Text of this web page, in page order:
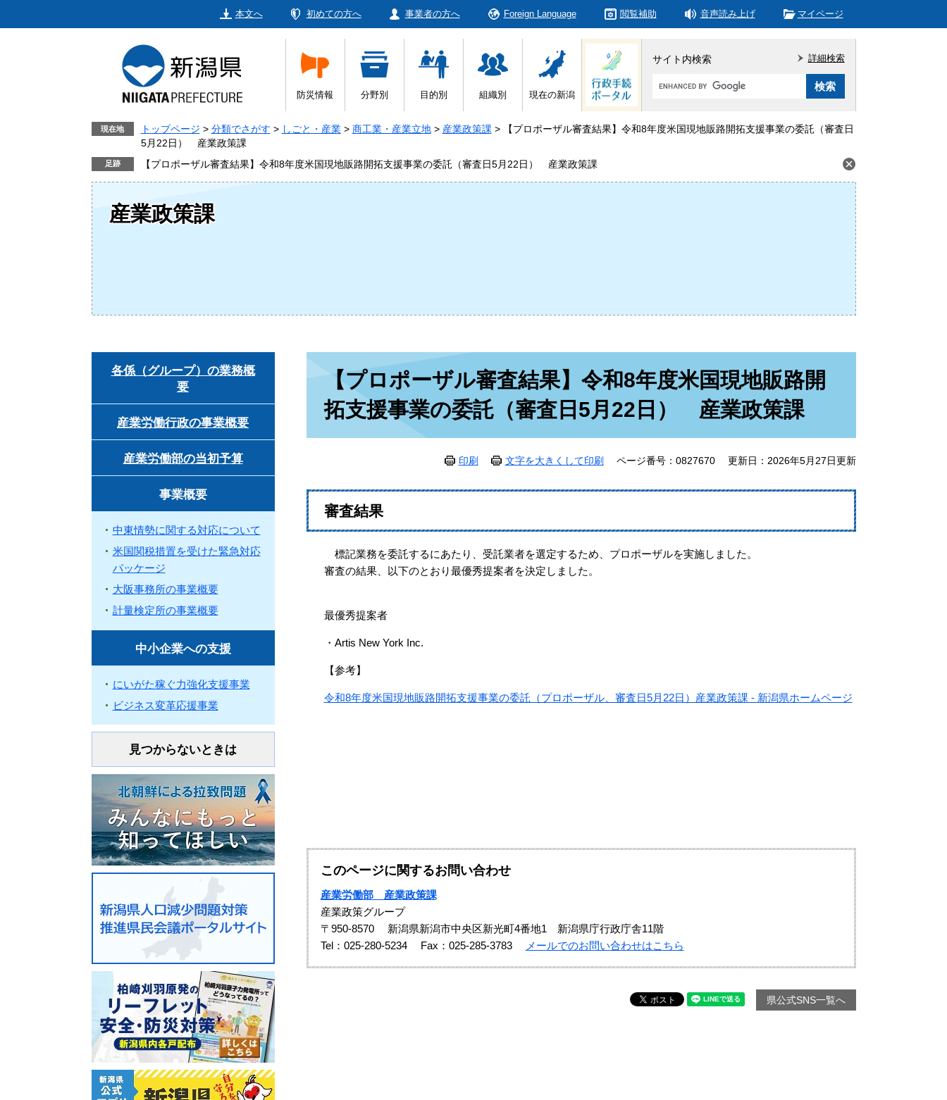
本文へ 初めての方へ 事業者の方へ Foreign Language 閲覧補助 音声読み上げ マイページ
防災情報 分野別 目的別 組織別 現在の新潟
サイト内検索
Google
タ
ム
詳細検索
現在地 トップページ > 分類でさがす > しごと・産業 > 商工業・産業立地 > 産業政策課 >
【プロポーザル審査結果】令和8年度米国現地販路開拓支援事業の委託（審査日
5月22日） 産業政策課
【プロポーザル審査結果】令和8年度米国現地販路開拓支援事業の委託（審査日5月22日） 産業政策課
産業政策課
【プロポーザル審査結果】令和8年度米国現地販路開
拓支援事業の委託（審査日5月22日） 産業政策課
印刷 文字を大きくして印刷 ページ番号：0827670 更新日：2026年5月27日更新
審査結果
標記業務を委託するにあたり、受託業者を選定するため、プロポーザルを実施しました。
審査の結果、以下のとおり最優秀提案者を決定しました。
最優秀提案者
・Artis New York Inc.
【参考】
令和8年度米国現地販路開拓支援事業の委託（プロポーザル、審査日5月22日）産業政策課 - 新潟県ホームページ
このページに関するお問い合わせ
産業労働部 産業政策課
産業政策グループ
〒950-8570
新潟県新潟市中央区新光町4番地1 新潟県庁行政庁舎11階
Tel：025-280-5234
Fax：025-285-3783 メールでのお問い合わせはこちら
県公式SNS一覧へ
各係（グループ）の業務概
要
産業労働行政の事業概要
産業労働部の当初予算
事業概要
中東情勢に関する対応について
米国関税措置を受けた緊急対応
パッケージ
大阪事務所の事業概要
計量検定所の事業概要
中小企業への支援
にいがた稼ぐ力強化支援事業
ビジネス変革応援事業
見つからないときは